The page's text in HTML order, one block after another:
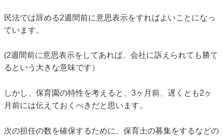
民法では辞める2週間前に意思表示をすればよいことになっ
ています。
(2週間前に意思表示をしてあれば、会社に訴えられても勝て
るという大きな意味です）
しかし、保育園の特性を考えると、3ヶ月前、遅くとも2ヶ
月前には伝えておくべきだと思います。
次の担任の数を確保するために、保育士の募集をするなどの